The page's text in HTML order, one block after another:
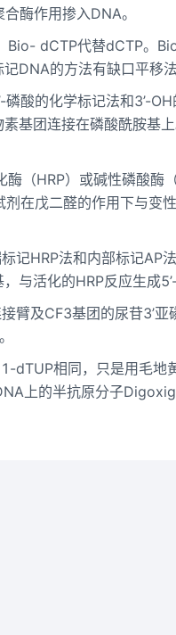
酶作用掺入DNA。
dCTP代替dCTP。
DNA的方法有缺口平移
磷酸的化学标记法和3’-
基团连接在磷酸酰胺基
（HRP）或碱性磷酸酶
剂在戊二醛的作用下与
记HRP法和内部标记AP
与活化的HRP反应生成5’-
臂及CF3基团的尿苷3’
dTUP相同，只是用毛地
上的半抗原分子